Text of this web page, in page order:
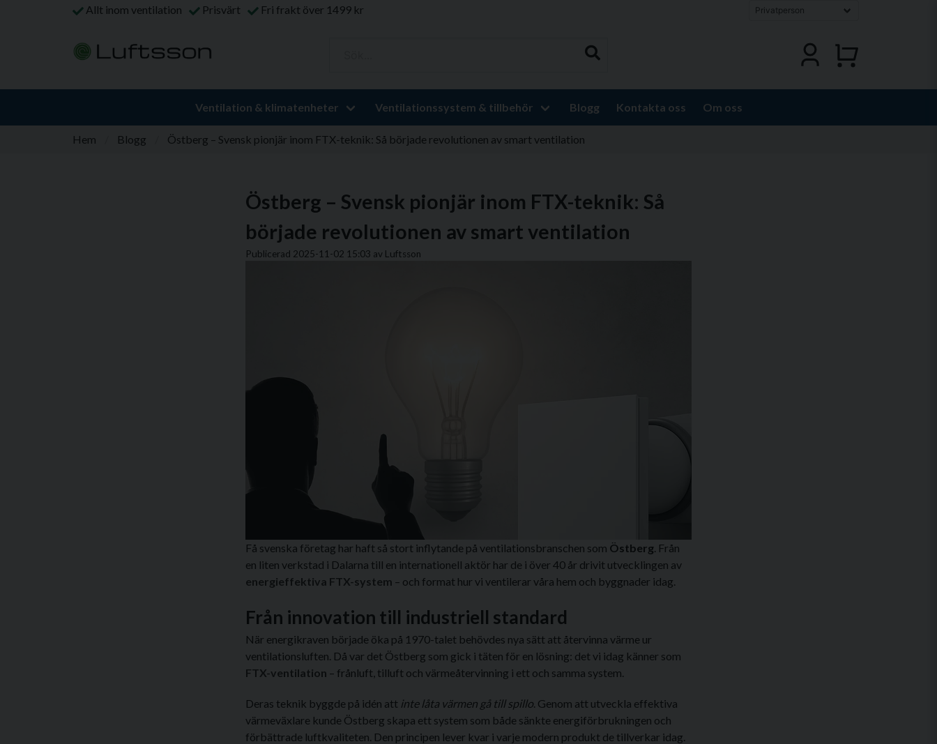
Allt inom ventilation Prisvärt Fri frakt över 1499 kr
Ventilation & klimatenheter Ventilationssystem & tillbehör Blogg Kontakta oss Om oss
Hem Blogg Östberg – Svensk pionjär inom FTX-teknik: Så började revolutionen av smart ventilation
Östberg – Svensk pionjär inom FTX-teknik: Så
började revolutionen av smart ventilation
Publicerad 2025-11-02 15:03 av Luftsson
Få svenska företag har haft så stort inflytande på ventilationsbranschen som Östberg. Från
en liten verkstad i Dalarna till en internationell aktör har de i över 40 år drivit utvecklingen av
energieffektiva FTX-system – och format hur vi ventilerar våra hem och byggnader idag.
Från innovation till industriell standard
När energikraven började öka på 1970-talet behövdes nya sätt att återvinna värme ur
ventilationsluften. Då var det Östberg som gick i täten för en lösning: det vi idag känner som
FTX-ventilation – frånluft, tilluft och värmeåtervinning i ett och samma system.
Deras teknik byggde på idén att inte låta värmen gå till spillo. Genom att utveckla effektiva
värmeväxlare kunde Östberg skapa ett system som både sänkte energiförbrukningen och
förbättrade luftkvaliteten. Den principen lever kvar i varje modern produkt de tillverkar idag.